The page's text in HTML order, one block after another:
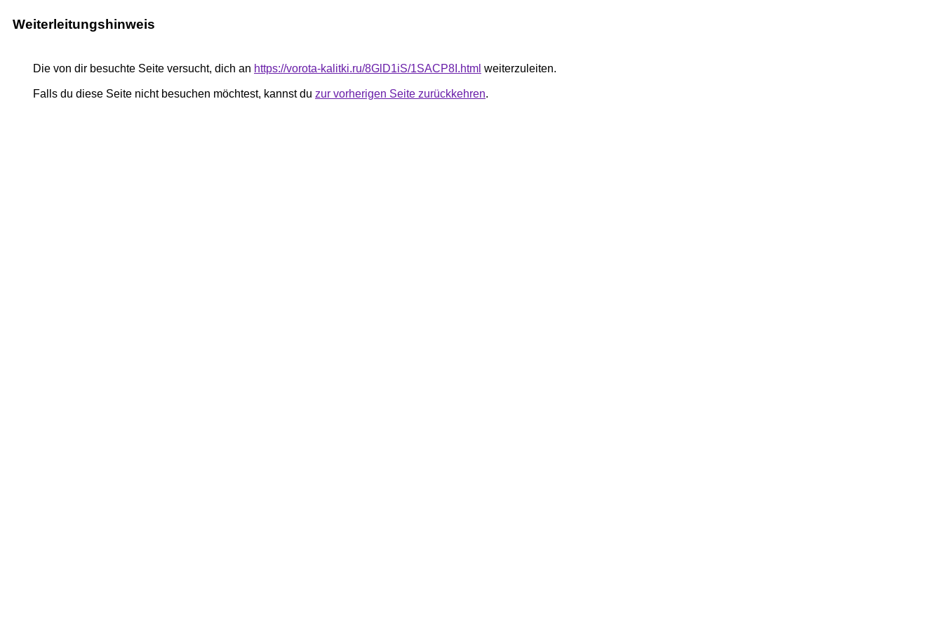
Weiterleitungshinweis
Die von dir besuchte Seite versucht, dich an https://vorota-kalitki.ru/8GlD1iS/1SACP8I.html weiterzuleiten.
Falls du diese Seite nicht besuchen möchtest, kannst du zur vorherigen Seite zurückkehren.